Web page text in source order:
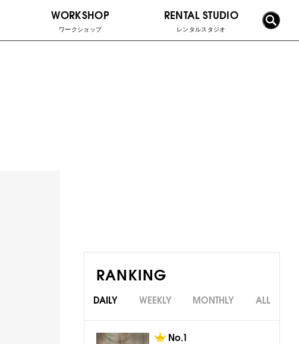
WORKSHOP
ワークショップ
RENTAL STUDIO
レンタルスタジオ
RANKING
DAILY WEEKLY MONTHLY ALL